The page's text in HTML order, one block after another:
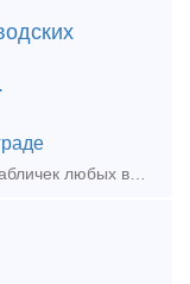
Изготовление шильдиков и заводских табличек любых видов ДЛЯ ОБОРУДОВАНИЯ И СТАНКОВ. Изготовление от 1 рабочего дня. Отгрузка по всей России любой для вас удобной транспортной компанией.